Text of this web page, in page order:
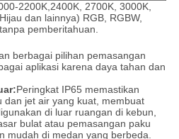
2200K,2400K, 2700K, 3000K,
dan lainnya) RGB, RGBW,
pemberitahuan.
berbagai pilihan pemasangan
aplikasi karena daya tahan dan
Peringkat IP65 memastikan
dan jet air yang kuat, membuat
di luar ruangan di kebun,
bulat atau pemasangan paku
mudah di medan yang berbeda.